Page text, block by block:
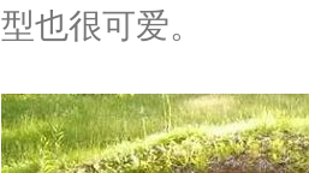
型也很可爱。